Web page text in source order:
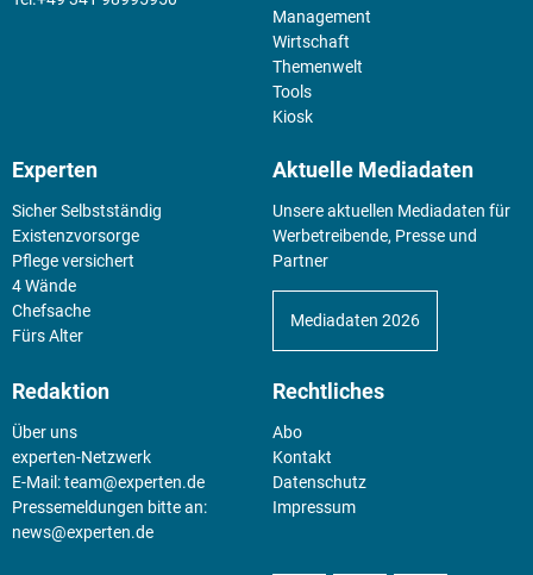
Management
Wirtschaft
Themenwelt
Tools
Kiosk
Experten
Sicher Selbstständig
Existenz­vorsorge
Pflege versichert
4 Wände
Chefsache
Fürs Alter
Aktuelle Mediadaten
Unsere aktuellen Mediadaten für
Werbetreibende, Presse und
Partner
Mediadaten 2026
Redaktion
Über uns
experten-Netzwerk
E-Mail:team@experten.de
Pressemeldungen bitte an:
news@experten.de
Rechtliches
Abo
Kontakt
Datenschutz
Impressum